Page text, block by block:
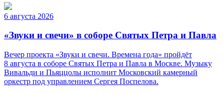
6 августа 2026
«Звуки и свечи» в соборе Святых Петра и Павла
Вечер проекта «Звуки и свечи. Времена года» пройдёт
8 августа в соборе Святых Петра и Павла в Москве. Музыку
Вивальди и Пьяццолы исполнит Московский камерный
оркестр под управлением Сергея Поспелова.